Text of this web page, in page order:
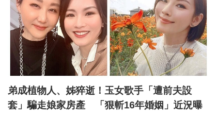
弟成植物人、姊猝逝！玉女歌手「遭前夫設
套」騙走娘家房產 「狠斬16年婚姻」近況曝